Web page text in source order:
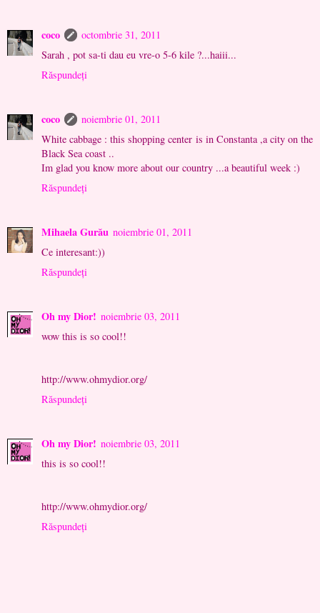
coco
octombrie 31, 2011
Sarah , pot sa-ti dau eu vre-o 5-6 kile ?...haiii...
Răspundeți
coco
noiembrie 01, 2011
White cabbage : this shopping center is in Constanta ,a city on the
Black Sea coast ..
Im glad you know more about our country ...a beautiful week :)
Răspundeți
Mihaela Gurău noiembrie 01, 2011
Ce interesant:))
Răspundeți
Oh my Dior! noiembrie 03, 2011
wow this is so cool!!
http://www.ohmydior.org/
Răspundeți
Oh my Dior! noiembrie 03, 2011
this is so cool!!
http://www.ohmydior.org/
Răspundeți